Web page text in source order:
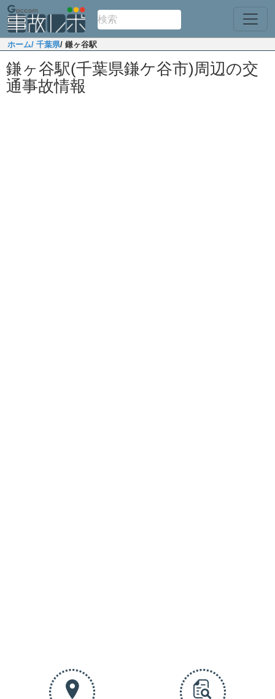
ホーム/ 千葉県/ 鎌ヶ谷駅
鎌ヶ谷駅(千葉県鎌ケ谷市)周辺の交
通事故情報